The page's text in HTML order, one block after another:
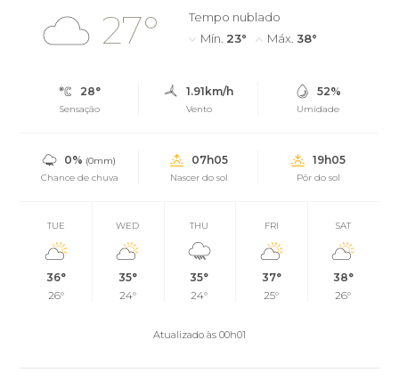
27°
Tempo nublado
Mín. 23° Máx. 38°
28°
Sensação
1.91km/h
Vento
52%
Umidade
0% (0mm)
Chance de chuva
07h05
Nascer do sol
19h05
Pôr do sol
TUE
36°
26°
WED
35°
24°
THU
35°
24°
FRI
37°
25°
SAT
38°
26°
Atualizado às 00h01